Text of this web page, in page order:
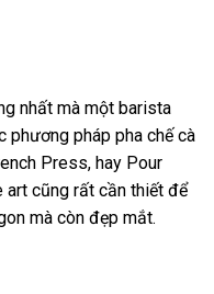
nhất mà một barista
phương pháp pha chế cà
Press, hay Pour
art cũng rất cần thiết để
mà còn đẹp mắt.